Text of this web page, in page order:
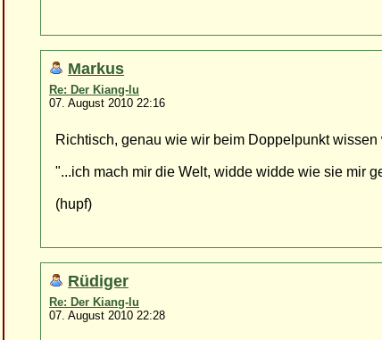
Markus
Re: Der Kiang-lu
07. August 2010 22:16
Richtisch, genau wie wir beim Doppelpunkt wissen
"...ich mach mir die Welt, widde widde wie sie mir
(hupf)
Rüdiger
Re: Der Kiang-lu
07. August 2010 22:28